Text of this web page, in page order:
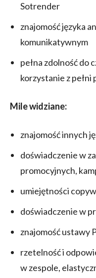
Sotrender
znajomość języka
komunikatywnym
pełna zdolność do
korzystanie z
Mile widziane:
znajomość innych
doświadczenie w
promocyjnych,
umiejętności
doświadczenie w
znajomość ustawy
rzetelność i
w zespole,